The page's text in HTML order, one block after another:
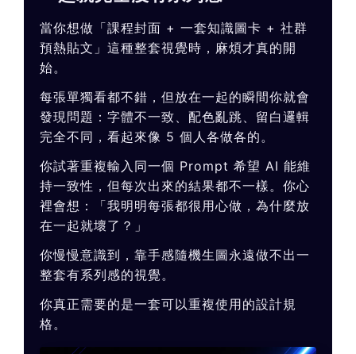
當你想做「課程封面 + 一套知識圖卡 + 社群
預熱貼文」這種整套視覺時，麻煩才真的開
始。
每張單獨看都不錯，但放在一起的瞬間你就會
發現問題：字體不一致、配色亂跳、留白邏輯
完全不同，看起來像 5 個人各做各的。
你試著重複輸入同一個 Prompt 希望 AI 能維
持一致性，但每次出來的結果都不一樣。你心
裡會想：「我明明每張都很用心做，為什麼放
在一起就壞了？」
你慢慢意識到，靠手感隨機生圖永遠做不出一
整套有系列感的視覺。
你真正需要的是一套可以重複使用的設計規
格。